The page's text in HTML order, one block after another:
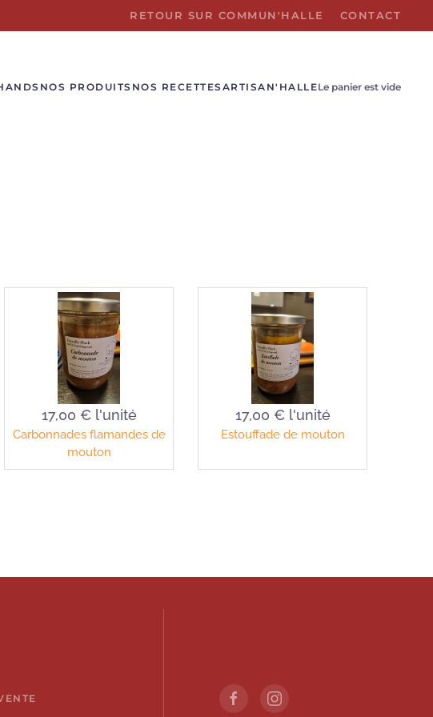
RETOUR SUR COMMUN'HALLE CONTACT
NOS PRODUITS NOS RECETTES ARTISAN'HALLELe panier est vide
17,00 € l'unité
Carbonnades flamandes de
mouton
17,00 € l'unité
Estouffade de mouton